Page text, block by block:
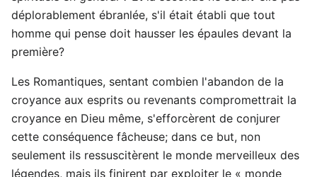
déplorablement ébranlée, s'il était établi que tout
homme qui pense doit hausser les épaules devant la
première?
Les Romantiques, sentant combien l'abandon de la
croyance aux esprits ou revenants compromettrait la
croyance en Dieu même, s'efforcèrent de conjurer
cette conséquence fâcheuse; dans ce but, non
seulement ils ressuscitèrent le monde merveilleux des
légendes, mais ils finirent par exploiter le « monde